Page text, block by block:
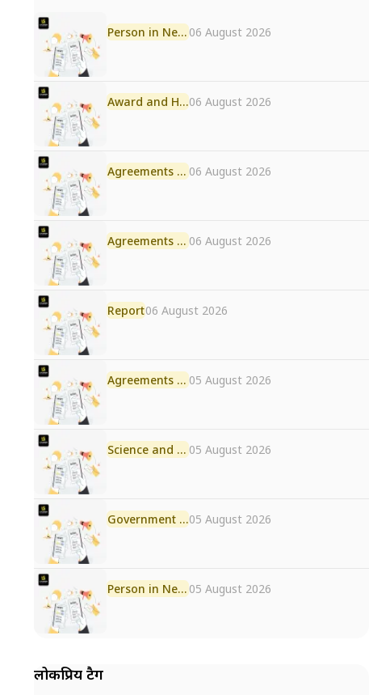
Person in News 06 August 2026
Award and Honour06 August 2026
Agreements and MoU 06 August 2026
Agreements and MoU 06 August 2026
Report06 August 2026
Agreements and MoU 05 August 2026
Science and Technology 05 August 2026
Government Initiative05 August 2026
Person in News 05 August 2026
लोकप्रिय टैग